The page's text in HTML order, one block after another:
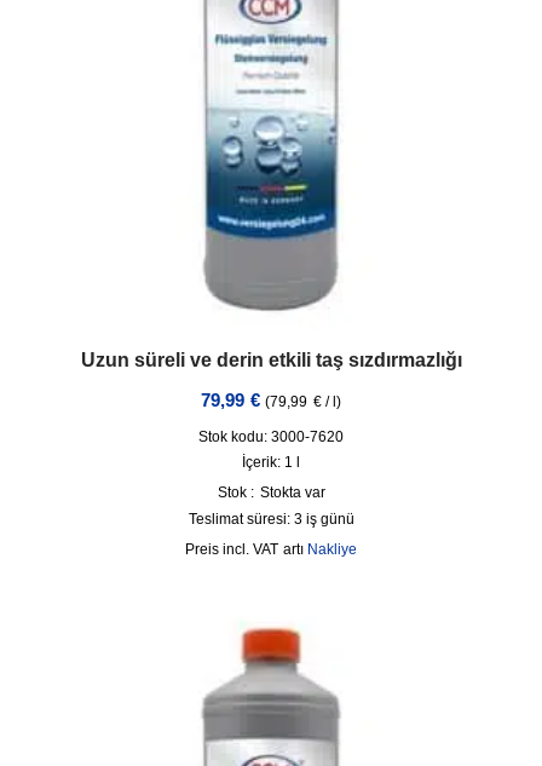
Uzun süreli ve derin etkili taş sızdırmazlığı
79,99 € (79,99 € / )
Stok kodu: 3000-7620
İçerik: 1 l
Stok : Stokta var
Teslimat süresi: 3 iş günü
incl. VAT artı Nakliye